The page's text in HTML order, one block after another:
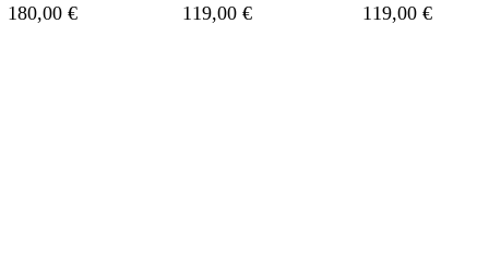
180,00 € 119,00 € 119,00 €